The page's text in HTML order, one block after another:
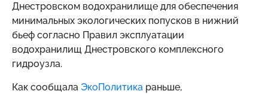
Днестровском водохранилище для обеспечения
минимальных экологических попусков в нижний
бьеф согласно Правил эксплуатации
водохранилищ Днестровского комплексного
гидроузла.
Как сообщала ЭкоПолитика раньше,